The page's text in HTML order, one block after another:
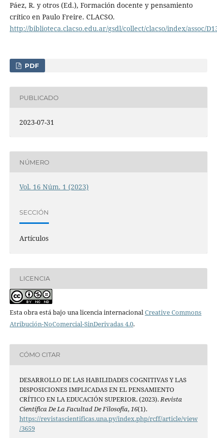
Páez, R. y otros (Ed.), Formación docente y pensamiento
crítico en Paulo Freire. CLACSO.
http://biblioteca.clacso.edu.ar/gsdl/collect/clacso/index/assoc/
PDF
PUBLICADO
2023-07-31
NÚMERO
Vol. 16 Núm. 1 (2023)
SECCIÓN
Artículos
LICENCIA
Esta obra está bajo una licencia internacional Creative Commons
Atribución-NoComercial-SinDerivadas 4.0.
CÓMO CITAR
DESARROLLO DE LAS HABILIDADES COGNITIVAS Y LAS
DISPOSICIONES IMPLICADAS EN EL PENSAMIENTO
CRÍTICO EN LA EDUCACIÓN SUPERIOR. (2023). Revista
Científica De La Facultad De Filosofía, 16(1).
https://revistascientificas.una.py/index.php/rcff/article/view
/3659